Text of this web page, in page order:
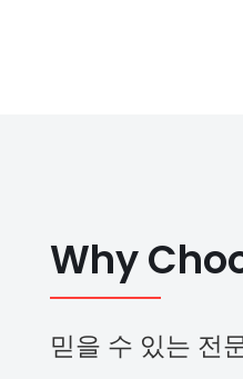
Why
믿을 수 있는 전